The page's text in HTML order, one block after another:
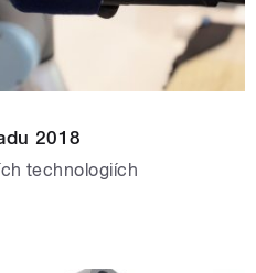
2018
technologiích